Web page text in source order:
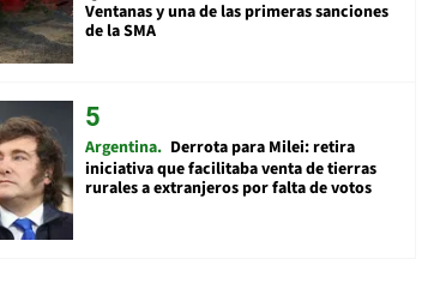
Ventanas y una de las primeras sanciones
de la SMA
Argentina Derrota para Milei: retira
iniciativa que facilitaba venta de tierras
rurales a extranjeros por falta de votos